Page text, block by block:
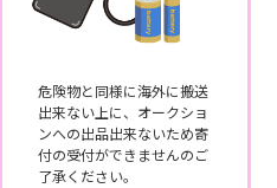
危険物と同様に海外に搬送
出来ない上に、オークショ
ンへの出品出来ないため寄
付の受付ができませんのご
了承ください。